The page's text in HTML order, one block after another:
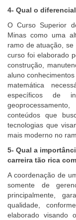
4- Qual o
O Curso Superior
Minas como uma
ramo de atuação,
curso foi elaborado
construção,
aluno
matemática
específicos de
conteúdos que
tecnologias que
mais moderno no
5- Qual a
carreira tão rica
A coordenação de
somente de
principalmente,
qualidade,
elaborado visando